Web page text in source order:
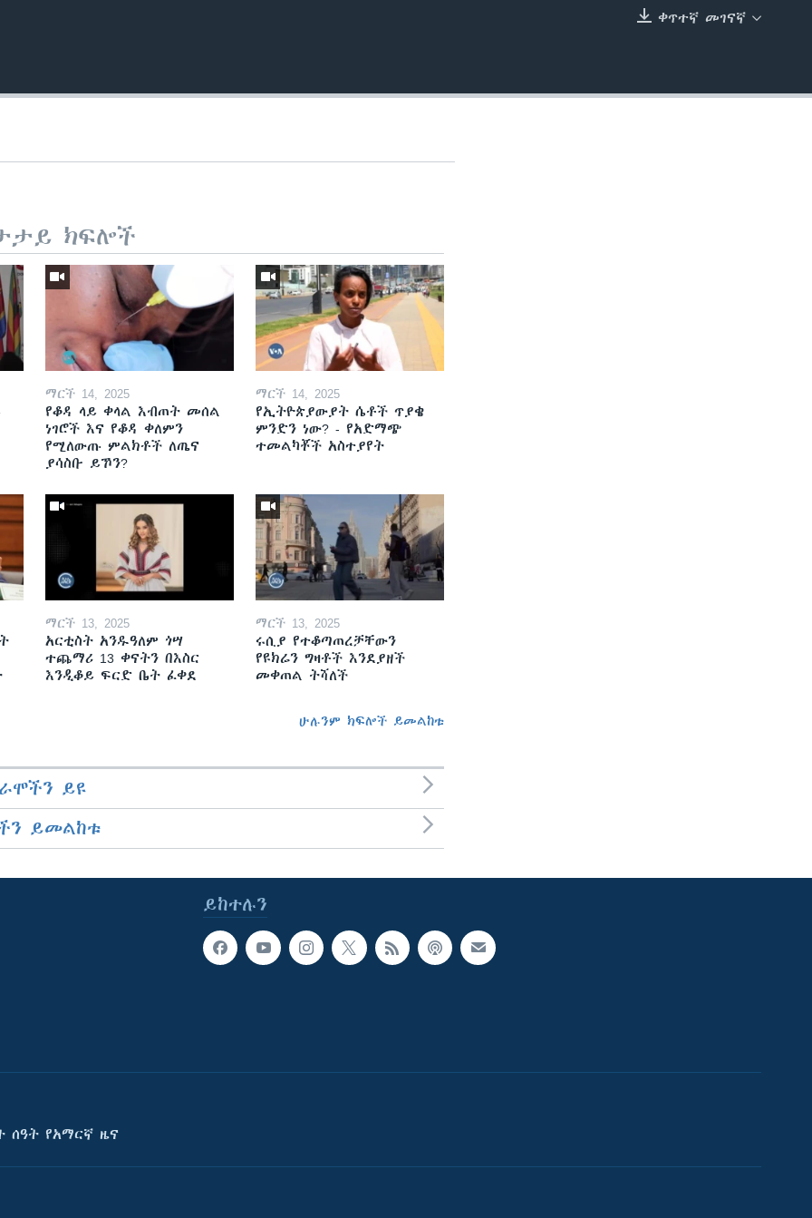
EMBED
ቀጥተኛ መገናኛ
ክፍሎች
ማርች 14, 2025
የቆዳ ላይ ቀላል እብጠት መሰል
ነገሮች እና የቆዳ ቀለምን
የሚለውጡ ምልክቶች ለጤና
ያሳስቡ ይኾን?
ማርች 14, 2025
የኢትዮጵያውያት ሴቶች ጥያቄ
ምንድን ነው? - የአድማጭ
ተመልካቾች አስተያየት
ማርች 13, 2025
አርቲስት አንዱዓለም ጎሣ
ተጨማሪ 13 ቀናትን በእስር
እንዲቆይ ፍርድ ቤት ፈቀደ
ማርች 13, 2025
ሩሲያ የተቆጣጠረቻቸውን
የዩክሬን ግዛቶች እንደያዘች
መቀጠል ትሻለች
ሁሉንም ክፍሎች ይመልከቱ
ይዩ
ይመልከቱ
ይከተሉን
ሰዓት የአማርኛ ዜና